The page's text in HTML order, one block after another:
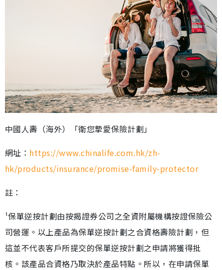
中國人壽（海外）「衛您摯愛保險計劃」
網址： https://www.chinalife.com.hk/zh-
hk/products/insurance/promise-family-protector
註：
¹保單逆按計劃由按揭證券公司之全資附屬機構按證保險公
司營運。以上產品為保單逆按計劃之合資格壽險計劃，但
這並不代表客戶所提交的保單逆按計劃之申請將獲得批
核。該產品合資格乃取決於產品特點。所以，在申請保單